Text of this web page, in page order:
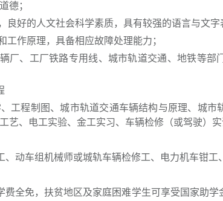
德；
良好的人文社会科学素质，具有较强的语言与文
工作原理，具备相应故障处理能力；
厂、工厂铁路专用线、城市轨道交通、地铁等部
工程制图、城市轨道交通车辆结构与原理、城市
艺、电工实验、金工实习、车辆检修（或驾驶）
、动车组机械师或城轨车辆检修工、电力机车钳工
费全免，扶贫地区及家庭困难学生可享受国家助